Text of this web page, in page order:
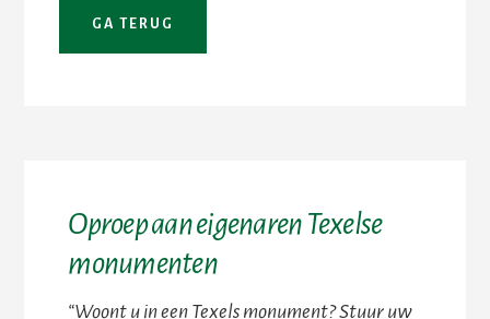
Oproep aan eigenaren Texelse
monumenten
“Woont u in een Texels monument? Stuur uw